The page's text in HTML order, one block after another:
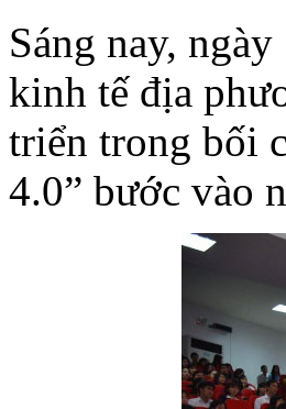
Sáng nay,
kinh tế địa
triển trong bối
4.0” bước vào